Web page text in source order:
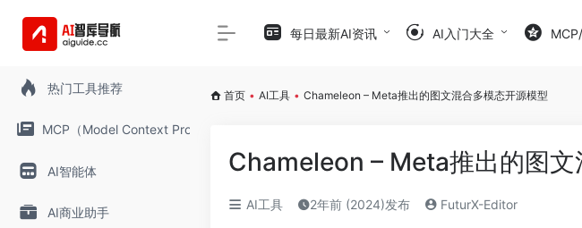
热门工具推荐
MCP（Model Context Protocol）
AI智能体
AI商业助手
每日最新AI资讯 AI入门大全
首页 • AI工具 • Chameleon – Meta推出的图文混合多模态开源模型
Chameleon – Meta推出的图文
AI工具 2年前 (2024)发布 FuturX-Editor